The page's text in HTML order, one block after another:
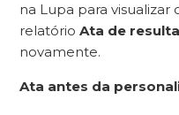
na Lupa para visualizar
relatórioAta de
novamente.
Ata antes da